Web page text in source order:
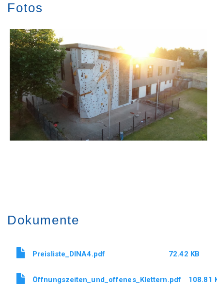
klettern@tv-grossostheim.de
Fotos
Dokumente
Document
Preisliste_DINA4.pdf 72.42 KB
Document
Öffnungszeiten_und_offenes_Klettern.pdf 108.81